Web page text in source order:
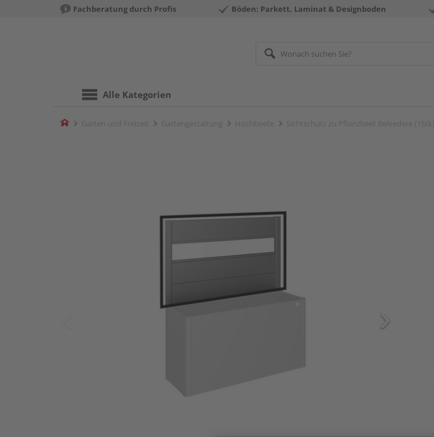
Fachberatung durch Profis Böden: Parkett, Laminat & Designboden
Alle Kategorien
Home